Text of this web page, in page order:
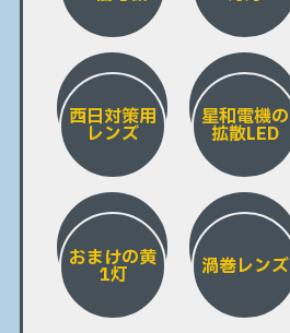
西日対策用
レンズ
星和電機の
拡散LED
おまけの黄
1灯 渦巻レンズ